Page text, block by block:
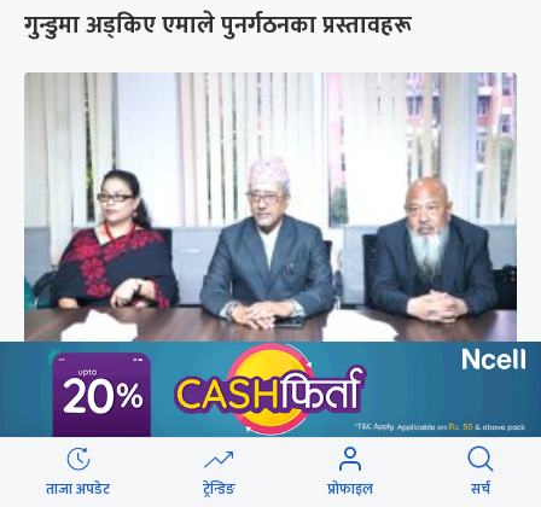
गुन्डुमा अड्किए एमाले पुनर्गठनका प्रस्तावहरू
प्रज्ञाका तीन कुलपतिको शपथ (तस्वीरहरू)
ताजा अपडेट ट्रेन्डिङ प्रोफाइल सर्च